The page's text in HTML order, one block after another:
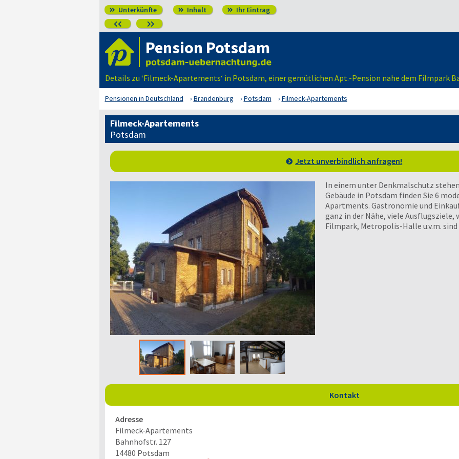
 Unterkünfte  Inhalt  Ihr Eintrag
 
Pension Potsdam
Details zu ‘Filmeck-Apartements‘ in Potsdam, einer gemütlichen Apt.-Pension nahe dem Filmpark
Pensionen in Deutschland Brandenburg Potsdam Filmeck-Apartements
Filmeck-Apartements
Potsdam
Jetzt unverbindlich anfragen!
In einem unter Denkmalschutz
Gebäude in Potsdam finden Sie 6
Apartments. Gastronomie und
ganz in der Nähe, viele Ausflugsziele,
Filmpark, Metropolis-Halle u.v.m.
Kontakt
Adresse
Filmeck-Apartements
Bahnhofstr. 127
14480 Potsdam